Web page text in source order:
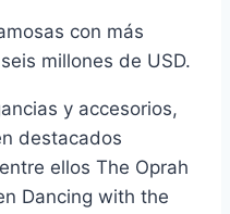
con más
millones de USD.
y accesorios,
destacados
ellos The Oprah
Dancing with the